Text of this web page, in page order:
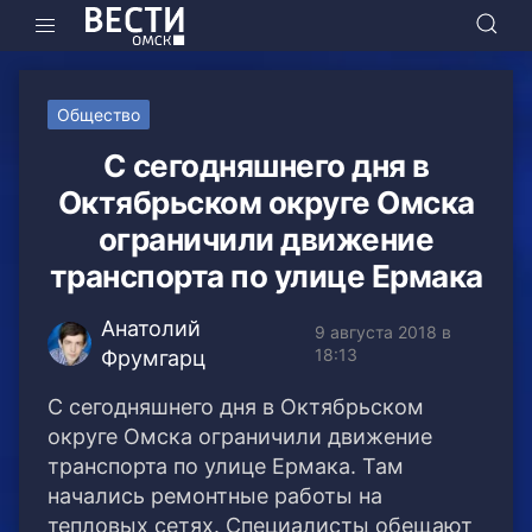
Общество
С сегодняшнего дня в
Октябрьском округе Омска
ограничили движение
транспорта по улице Ермака
Анатолий
Фрумгарц
9 августа 2018 в
18:13
С сегодняшнего дня в Октябрьском
округе Омска ограничили движение
транспорта по улице Ермака. Там
начались ремонтные работы на
тепловых сетях. Специалисты обещают